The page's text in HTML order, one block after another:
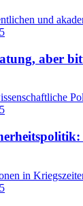
und
aber
in